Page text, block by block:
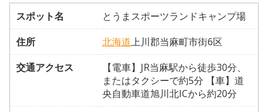
スポット名
とうまスポーツランドキャンプ場
住所
北海道上川郡当麻町市街6区
交通アクセス
【電車】JR当麻駅から徒歩30分、
またはタクシーで約5分 【車】道
央自動車道旭川北ICから約20分